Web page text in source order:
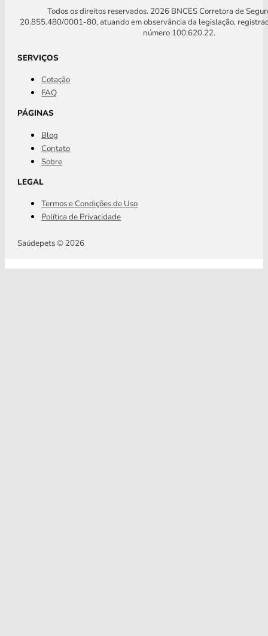
Todos os direitos reservados. 2026 BNCES Corretora de
20.855.480/0001-80, atuando em observância da legislação,
número 100.620.22.
SERVIÇOS
Cotação
FAQ
PÁGINAS
Blog
Contato
Sobre
LEGAL
Termos e Condições de Uso
Política de Privacidade
Saúdepets © 2026